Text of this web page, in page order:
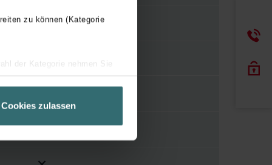
zu können (Kategorie
der Kategorie nehmen Sie
Informationen
über einen Link in der
Cookies zulassen
Sans soudure